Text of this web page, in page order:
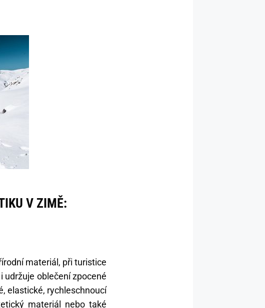
V ZIMĚ:
materiál, při turistice
udržuje oblečení zpocené
elastické, rychleschnoucí
materiál nebo také